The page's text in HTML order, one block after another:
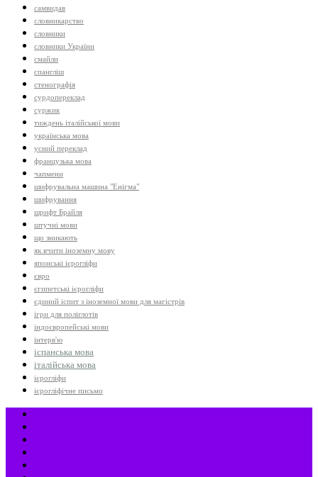
самвидав
словникарство
словники
словники України
смайли
спангліш
стенографія
сурдопереклад
суржик
тиждень італійської мови
українська мова
усний переклад
французька мова
чапмени
шифрувальна машина "Енігма"
шифрування
шрифт Брайля
штучні мови
що зникають
як вчити іноземну мову
японські ієрогліфи
євро
єгипетські ієрогліфи
єдиний іспит з іноземної мови для магістрів
ігри для поліглотів
індоєвропейські мови
інтерв'ю
іспанська мова
італійська мова
ієрогліфи
ієрогліфічне письмо